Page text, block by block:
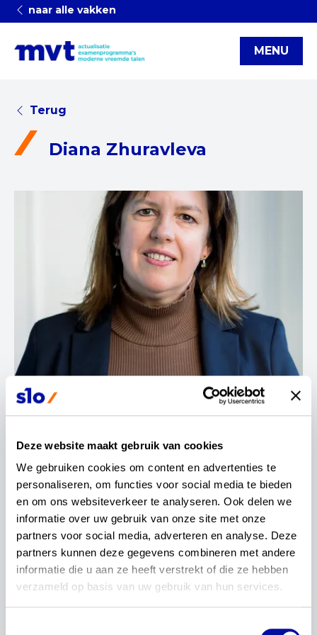
Deze website maakt gebruik van cookies
We gebruiken cookies om content en advertenties te
personaliseren, om functies voor social media te bieden
en om ons websiteverkeer te analyseren. Ook delen we
informatie over uw gebruik van onze site met onze
partners voor social media, adverteren en analyse. Deze
partners kunnen deze gegevens combineren met andere
informatie die u aan ze heeft verstrekt of die ze hebben
verzameld op basis van uw gebruik van hun services.
naar alle vakken
MENU
Terug
Diana Zhuravleva
Contactinformatie
Diana Zhuravleva
Vakexpert Russisch